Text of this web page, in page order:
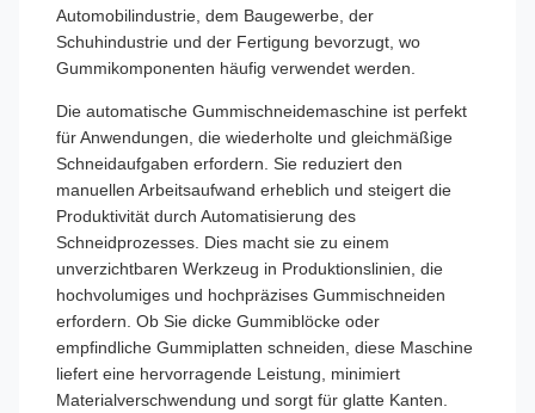
Automobilindustrie, dem Baugewerbe, der
Schuhindustrie und der Fertigung bevorzugt, wo
Gummikomponenten häufig verwendet werden.
Die automatische Gummischneidemaschine ist perfekt
für Anwendungen, die wiederholte und gleichmäßige
Schneidaufgaben erfordern. Sie reduziert den
manuellen Arbeitsaufwand erheblich und steigert die
Produktivität durch Automatisierung des
Schneidprozesses. Dies macht sie zu einem
unverzichtbaren Werkzeug in Produktionslinien, die
hochvolumiges und hochpräzises Gummischneiden
erfordern. Ob Sie dicke Gummiblöcke oder
empfindliche Gummiplatten schneiden, diese Maschine
liefert eine hervorragende Leistung, minimiert
Materialverschwendung und sorgt für glatte Kanten.